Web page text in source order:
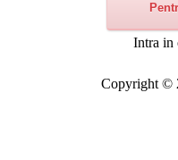
Intra in
Copyright ©